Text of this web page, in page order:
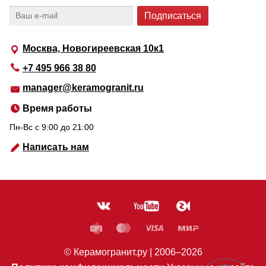
Москва, Новогиреевская 10к1
+7 495 966 38 80
manager@keramogranit.ru
Время работы
Пн-Вс c 9:00 до 21:00
Написать нам
© Керамогранит.ру | 2006–2026